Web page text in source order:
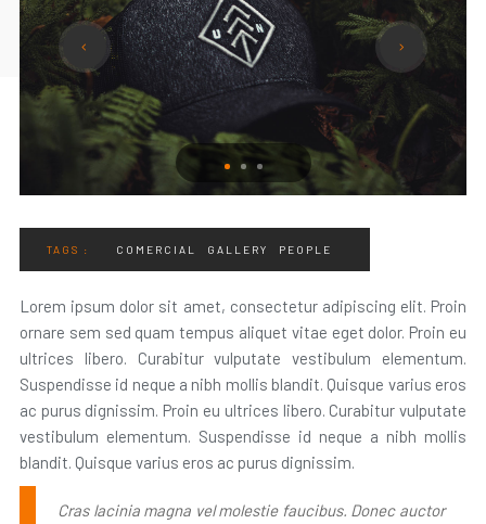
TAGS : COMERCIAL GALLERY PEOPLE
Lorem ipsum dolor sit amet, consectetur adipiscing elit. Proin
ornare sem sed quam tempus aliquet vitae eget dolor. Proin eu
ultrices libero. Curabitur vulputate vestibulum elementum.
Suspendisse id neque a nibh mollis blandit. Quisque varius eros
ac purus dignissim. Proin eu ultrices libero. Curabitur vulputate
vestibulum elementum. Suspendisse id neque a nibh mollis
blandit. Quisque varius eros ac purus dignissim.
Cras lacinia magna vel molestie faucibus. Donec auctor